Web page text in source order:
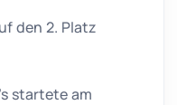
den 2. Platz
startete am